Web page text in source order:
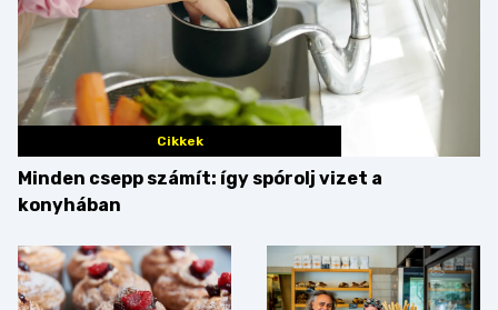
Cikkek
Minden csepp számít: így spórolj vizet a
konyhában